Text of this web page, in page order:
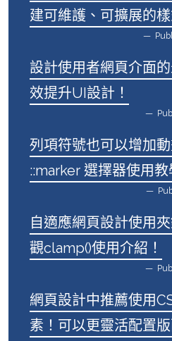
建可維護、可擴展的樣
設計使用者網頁介面
效提升UI設計！
列項符號也可以增加
::marker 選擇器使用教
自適應網頁設計使用
觀clamp()使用介紹！
網頁設計中推薦使用
素！可以更靈活配置版